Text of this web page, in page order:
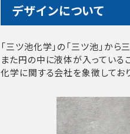
デザインについて
「三ツ池化学」の「三ツ池」か
また円の中に液体が入っている
化学に関する会社を象徴しており